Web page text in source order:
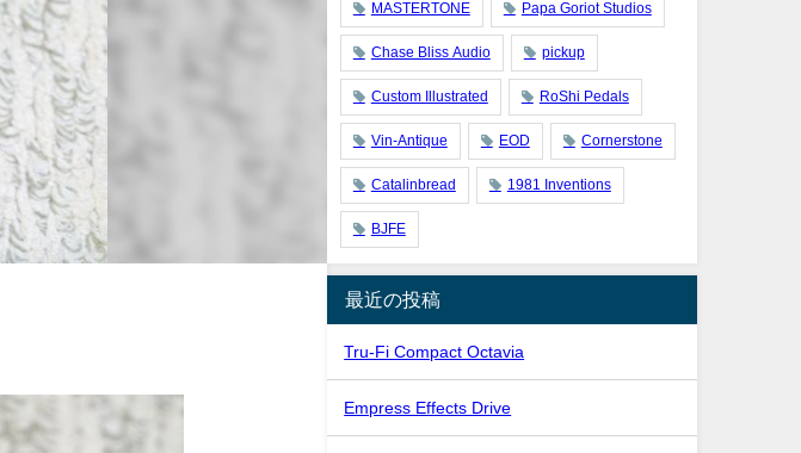
MASTERTONE Papa Goriot Studios
Chase Bliss Audio pickup
Custom Illustrated RoShi Pedals
Vin-Antique EOD Cornerstone
Catalinbread 1981 Inventions
BJFE
最近の投稿
Tru-Fi Compact Octavia
Empress Effects Drive